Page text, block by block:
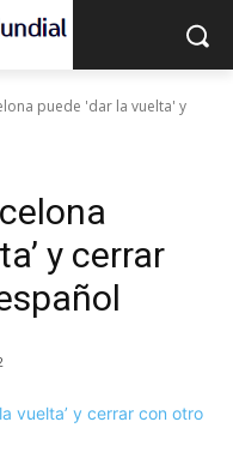
puede 'dar la vuelta' y
y cerrar